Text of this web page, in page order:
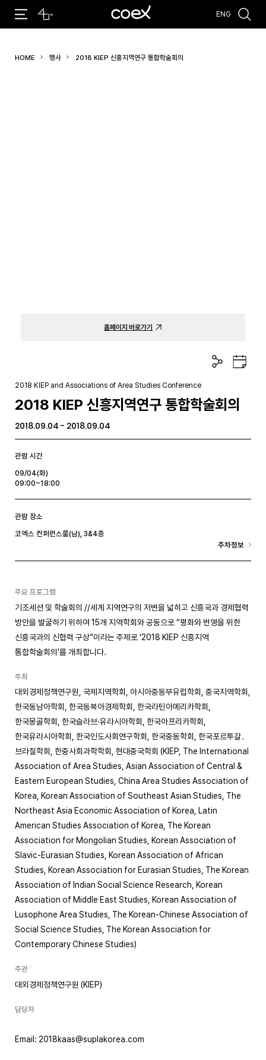
#코엑스 전시 #행사 #주차안내 #편의시설
ENG
HOME 행사 2018 KIEP 신흥지역연구 통합학술회의
홈페이지 바로가기
공
유
구
글
더
2018 KIEP and Associations of Area Studies Conference
2018 KIEP 신흥지역연구 통합학술회의
2018.09.04 - 2018.09.04
관람 시간
09/04(화)
09:00~18:00
관람 장소
코엑스 컨퍼런스룸(남), 3&4층
주차정보
주요 프로그램
기조세션 및 학술회의 //세계 지역연구의 저변을 넓히고 신흥국과 경제협력
방안을 발굴하기 위하여 15개 지역학회와 공동으로 “평화와 번영을 위한
신흥국과의 신협력 구상”이라는 주제로 ‘2018 KIEP 신흥지역
통합학술회의’를 개최합니다.
주최
대외경제정책연구원, 국제지역학회, 아시아중동부유럽학회, 중국지역학회,
한국동남아학회, 한국동북아경제학회, 한국라틴아메리카학회,
한국몽골학회, 한국슬라브·유라시아학회, 한국아프리카학회,
한국유라시아학회, 한국인도사회연구학회, 한국중동학회, 한국포르투갈․
브라질학회, 한중사회과학학회, 현대중국학회 (KIEP, The International
Association of Area Studies, Asian Association of Central &
Eastern European Studies, China Area Studies Association of
Korea, Korean Association of Southeast Asian Studies, The
Northeast Asia Economic Association of Korea, Latin
American Studies Association of Korea, The Korean
Association for Mongolian Studies, Korean Association of
Slavic-Eurasian Studies, Korean Association of African
Studies, Korean Association for Eurasian Studies, The Korean
Association of Indian Social Science Research, Korean
Association of Middle East Studies, Korean Association of
Lusophone Area Studies, The Korean-Chinese Association of
Social Science Studies, The Korean Association for
Contemporary Chinese Studies)
주관
대외경제정책연구원 (KIEP)
담당자
Email: 2018kaas@suplakorea.com